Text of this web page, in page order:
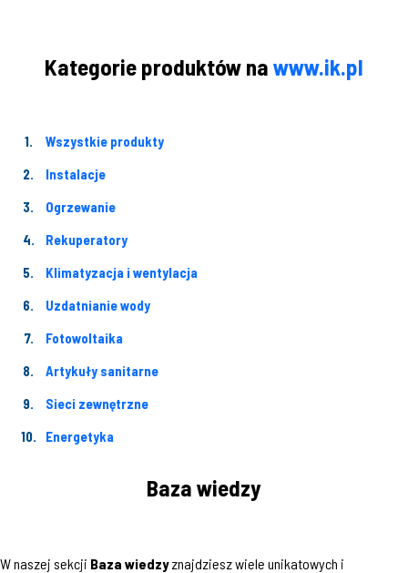
Kategorie produktów na www.ik.pl
Wszystkie produkty
Instalacje
Ogrzewanie
Rekuperatory
Klimatyzacja i wentylacja
Uzdatnianie wody
Fotowoltaika
Artykuły sanitarne
Sieci zewnętrzne
Energetyka
Baza wiedzy
W naszej sekcji Baza wiedzyznajdziesz wiele unikatowych i